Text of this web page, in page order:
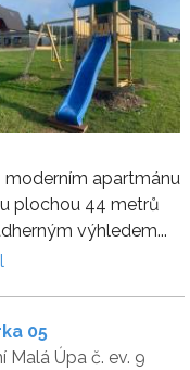
moderním apartmánu
plochou 44 metrů
výhledem...
05
Malá Úpa č. ev. 9